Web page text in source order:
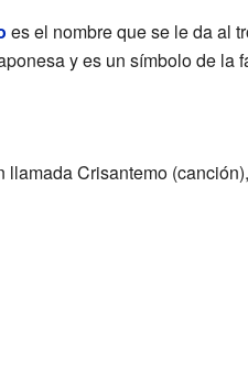
es el nombre que se le da al
y es un símbolo de la
llamada Crisantemo